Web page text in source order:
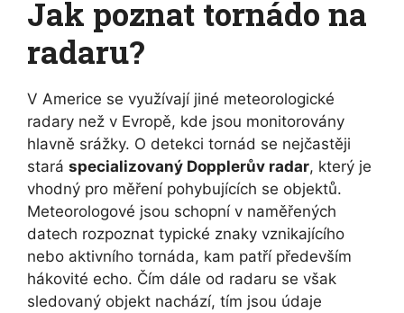
Jak poznat tornádo na
radaru?
V Americe se využívají jiné meteorologické
radary než v Evropě, kde jsou monitorovány
hlavně srážky. O detekci tornád se nejčastěji
stará specializovaný Dopplerův radar, který je
vhodný pro měření pohybujících se objektů.
Meteorologové jsou schopní v naměřených
datech rozpoznat typické znaky vznikajícího
nebo aktivního tornáda, kam patří především
hákovité echo. Čím dále od radaru se však
sledovaný objekt nachází, tím jsou údaje